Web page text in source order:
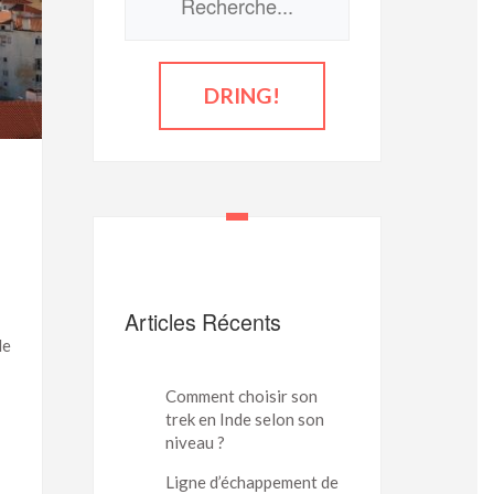
Articles Récents
Comment choisir son
trek en Inde selon son
niveau ?
Ligne d’échappement de